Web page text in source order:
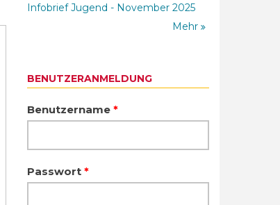
Infobrief Jugend - November 2025
Mehr
BENUTZERANMELDUNG
Benutzername *
Passwort *